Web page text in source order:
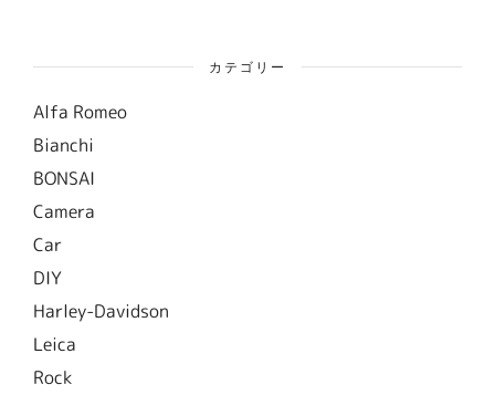
カテゴリー
Alfa Romeo
Bianchi
BONSAI
Camera
Car
DIY
Harley-Davidson
Leica
Rock